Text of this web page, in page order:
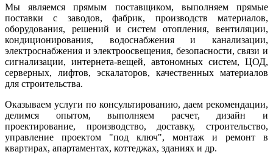
Мы являемся прямым поставщиком, выполняем прямые
поставки с заводов, фабрик, производств материалов,
оборудования, решений и систем отопления, вентиляции,
кондиционирования, водоснабжения и канализации,
электроснабжения и электроосвещения, безопасности, связи и
сигнализации, интернета-вещей, автономных систем, ЦОД,
серверных, лифтов, эскалаторов, качественных материалов
для строительства.
Оказываем услуги по консультированию, даем рекомендации,
делимся опытом, выполняем расчет, дизайн и
проектирование, производство, доставку, строительство,
управление проектом "под ключ", монтаж и ремонт в
квартирах, апартаментах, коттеджах, зданиях и др.